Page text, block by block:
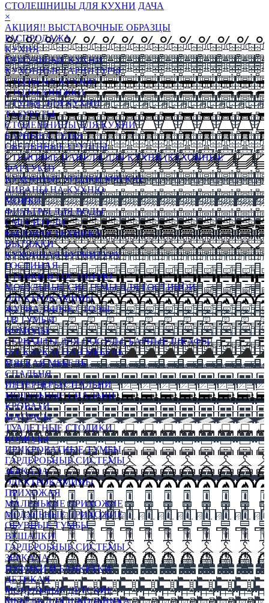
СТОЛЕШНИЦЫ ДЛЯ КУХНИ ДАЧА
×
АКЦИЯ!! ВЫСТАВОЧНЫЕ ОБРАЗЦЫ
РАСПРОДАЖА
КУХНЯ
МОДУЛЬНЫЕ КУХНИ
КУХОННЫЕ ГАРНИТУРЫ
СТОЛЫ НА КУХНЮ
СТОЛЫ КНИЖКИ
СТУЛЬЯ ДЛЯ КУХНИ
ТАБУРЕТЫ
СТОЛЕШНИЦЫ ДЛЯ КУХНИ
БАРНЫЕ СТУЛЬЯ
ОБЕДЕННЫЕ ГРУППЫ
СТЕНОВЫЕ ПАНЕЛИ ДЛЯ КУХНИ (КУХОННЫЕ
ФАРТУКИ)
КУХОННЫЕ УГОЛКИ МЯГКИЕ
ДИВАНЫ НА КУХНЮ
МОЙКИ
ФИЛЬТРЫ ДЛЯ ВОДЫ
СМЕСИТЕЛИ
БЫТОВАЯ ТЕХНИКА
ВЫТЯЖКИ
КУХОННАЯ ФУРНИТУРА
ГОСТИНАЯ
СТЕНКИ В ГОСТИНУЮ
МОДУЛЬНЫЕ СИСТЕМЫ ДЛЯ ГОСТИНОЙ
ЭЛЕКТРОКАМИНЫ
ЖУРНАЛЬНЫЕ СТОЛЫ
ТВ ТУМБЫ
КОМОДЫ
СЕРВАНТЫ ДЛЯ ПОСУДЫ, БАРНЫЕ ШКАФЫ
БЕСКАРКАСНАЯ МЕБЕЛЬ
МЯГКАЯ МЕБЕЛЬ
СПАЛЬНЯ
ИНТЕРЬЕРЫ СПАЛЬНИ
МОДУЛЬНЫЕ СПАЛЬНИ
КРОВАТИ
МАТРАСЫ
ТУАЛЕТНЫЕ СТОЛИКИ
КОМОДЫ
ПРИКРОВАТНЫЕ ТУМБЫ
ГАРДЕРОБНЫЕ СИСТЕМЫ
ЗЕРКАЛА
ЭЛЕКТРОКАМИНЫ
ПРИХОЖАЯ
МАЛЕНЬКИЕ ПРИХОЖИЕ
МОДУЛЬНЫЕ ПРИХОЖИЕ
ОБУВНЫЕ ТУМБЫ
ВЕШАЛКИ
ГАРДЕРОБНЫЕ СИСТЕМЫ
ЗЕРКАЛА
ПУФИКИ И БАНКЕТКИ
ДЕТСКАЯ
МОДУЛЬНЫЕ ДЕТСКИЕ